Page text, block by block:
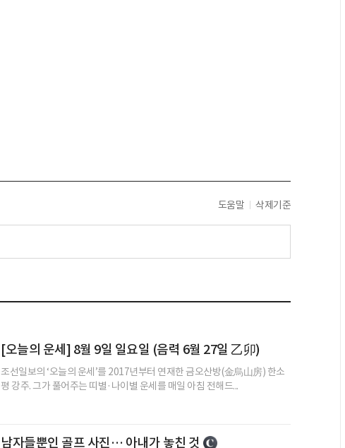
도움말 삭제기준
[오늘의 운세] 8월 9일 일요일 (음력 6월 27일 乙卯)
조선일보의 ‘오늘의 운세’를 2017년부터 연재한 금오산방(金烏山房) 한소
평 강주. 그가 풀어주는 띠별·나이별 운세를 매일 아침 전해드...
남자들뿐인 골프 사진… 아내가 놓친 것